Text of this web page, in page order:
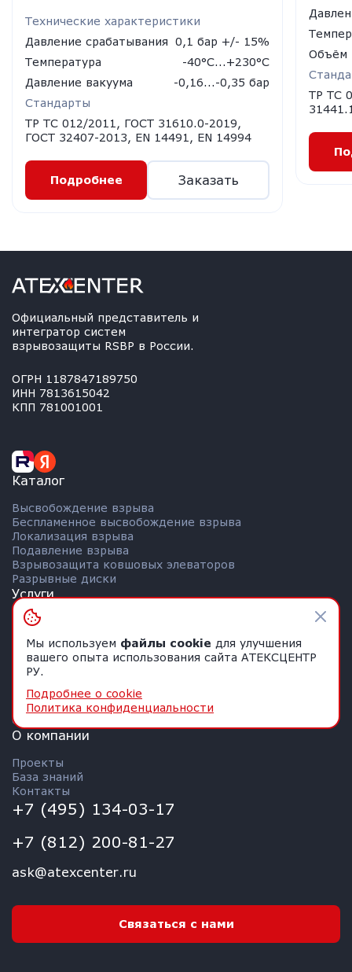
Технические характеристики
Давление срабатывания 0,1 бар +/- 15%
Температура
-40°С...+230°С
Давление вакуума
-0,16...-0,35 бар
Стандарты
ТР ТС 012/2011, ГОСТ 31610.0-2019,
ГОСТ 32407-2013, EN 14491, EN 14994
Подробнее Заказать
Объём
ТР ТС
Официальный представитель и
интегратор систем
взрывозащиты RSBP в России.
ОГРН 1187847189750
ИНН 7813615042
КПП 781001001
Каталог
Высвобождение взрыва
Беспламенное высвобождение взрыва
Локализация взрыва
Подавление взрыва
Взрывозащита ковшовых элеваторов
Разрывные диски
Услуги
Консалтинг
Аудит взрывоопасности
Оценка рисков взрыва
Защита предприятий от взрывов
Взрывозащита «под ключ»
Замена систем взрывозащиты
Сервисное обслуживание
О компании
Проекты
База знаний
Контакты
+7 (495) 134-03-17
+7 (812) 200-81-27
ask@atexcenter.ru
Связаться с нами
Мы используем файлы cookie для улучшения
вашего опыта использования сайта АТЕКСЦЕНТР
РУ.
Подробнее о cookie
Политика конфиденциальности